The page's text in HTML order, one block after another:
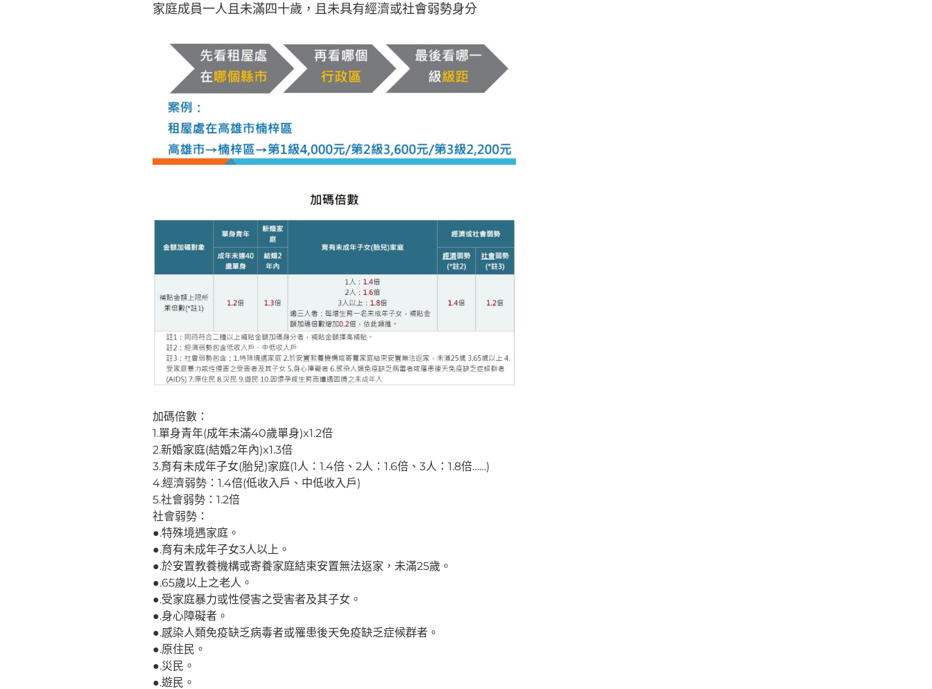
家庭成員一人且未滿四十歲，且未具有經濟或社會弱勢身分
加碼倍數：
1.單身青年(成年未滿40歲單身)x1.2倍
2.新婚家庭(結婚2年內)x1.3倍
3.育有未成年子女(胎兒)家庭(1人：1.4倍、2人：1.6倍、3人：1.8倍……)
4.經濟弱勢：1.4倍(低收入戶、中低收入戶)
5.社會弱勢：1.2倍
社會弱勢：
●.特殊境遇家庭。
●.育有未成年子女3人以上。
●.於安置教養機構或寄養家庭結束安置無法返家，未滿25歲。
●.65歲以上之老人。
●.受家庭暴力或性侵害之受害者及其子女。
●.身心障礙者。
●.感染人類免疫缺乏病毒者或罹患後天免疫缺乏症候群者。
●.原住民。
●.災民。
●.遊民。